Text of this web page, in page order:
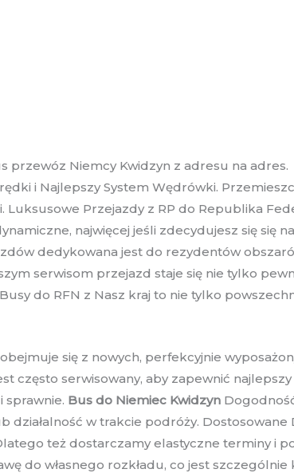
przewóz Niemcy Kwidzyn z adresu na adres.
i Najlepszy System Wędrówki.
Przejazdy z RP do Republika
najwięcej jeśli zdecydujesz się
dedykowana jest do rezydentów
serwisom przejazd staje się nie tylko
do RFN z Nasz kraj to nie tylko
się z nowych, perfekcyjnie
często serwisowany, aby zapewnić
sprawnie. Bus do Niemiec Kwidzyn
w trakcie podróży. Dostosowane
też dostarczamy elastyczne terminy i
do własnego rozkładu, co jest